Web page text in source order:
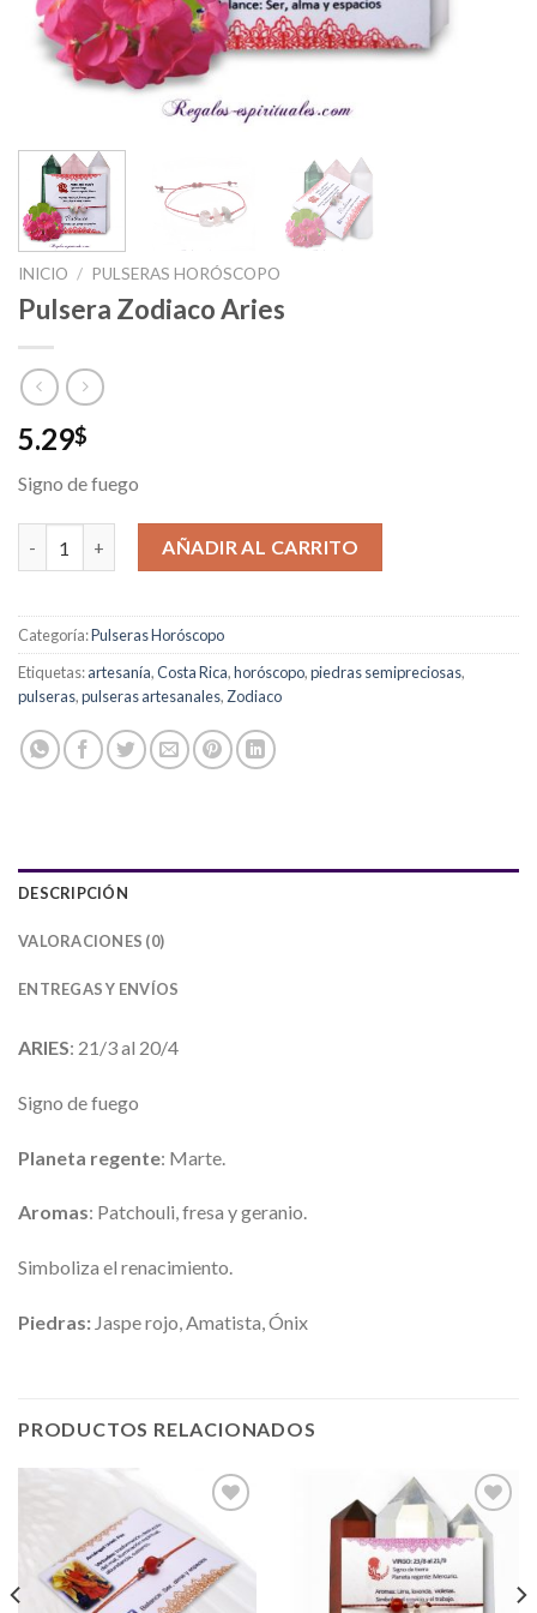
INICIO / PULSERAS HORÓSCOPO
Pulsera Zodiaco Aries
5.29$
Signo de fuego
Pulsera Zodiaco Aries cantidadAÑADIR AL CARRITO
Categoría:Pulseras Horóscopo
Etiquetas:artesanía,Costa Rica,horóscopo,piedras semipreciosas,
pulseras,pulseras artesanales, Zodiaco
DESCRIPCIÓN
VALORACIONES (0)
ENTREGAS Y ENVÍOS
ARIES: 21/3 al 20/4
Signo de fuego
Planeta regente: Marte.
Aromas: Patchouli, fresa y geranio.
Simboliza el renacimiento.
Piedras: Jaspe rojo, Amatista, Ónix
PRODUCTOS RELACIONADOS
a la
lista de
deseos
Añadir
a la